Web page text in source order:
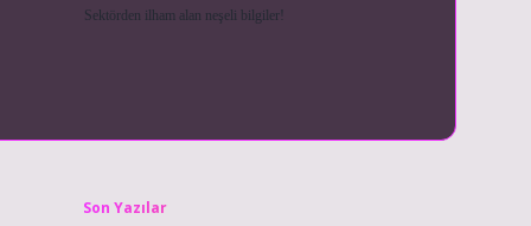
Sektörden ilham alan neşeli bilgiler!
Son Yazılar